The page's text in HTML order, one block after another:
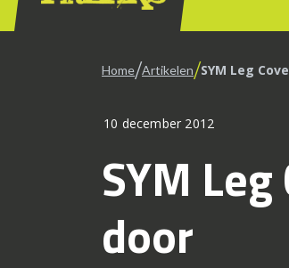
Home/Artikelen/SYM Leg
10 december 2012
SYM
door